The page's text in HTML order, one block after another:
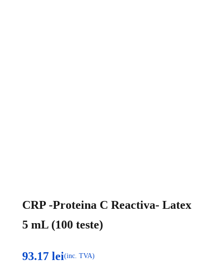
CRP -Proteina C Reactiva- Latex
5 mL (100 teste)
93.17 lei(inc. TVA)